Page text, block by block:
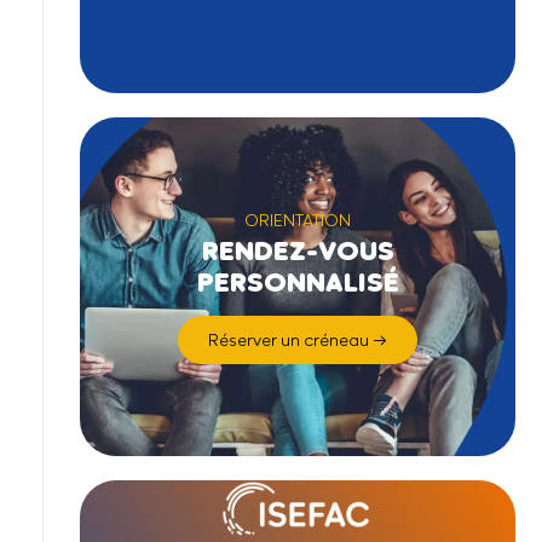
ORIENTATION
RENDEZ-VOUS
PERSONNALISÉ
Réserver un créneau →